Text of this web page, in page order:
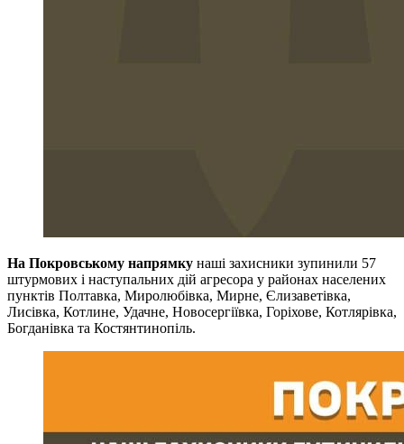
На Покровському напрямку наші захисники зупинили 57
штурмових і наступальних дій агресора у районах населених
пунктів Полтавка, Миролюбівка, Мирне, Єлизаветівка,
Лисівка, Котлине, Удачне, Новосергіївка, Горіхове, Котлярівка,
Богданівка та Костянтинопіль.